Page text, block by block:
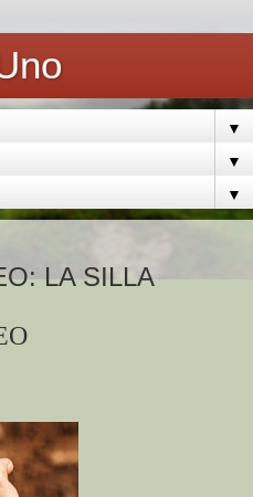
▼
▼
▼
LA SILLA